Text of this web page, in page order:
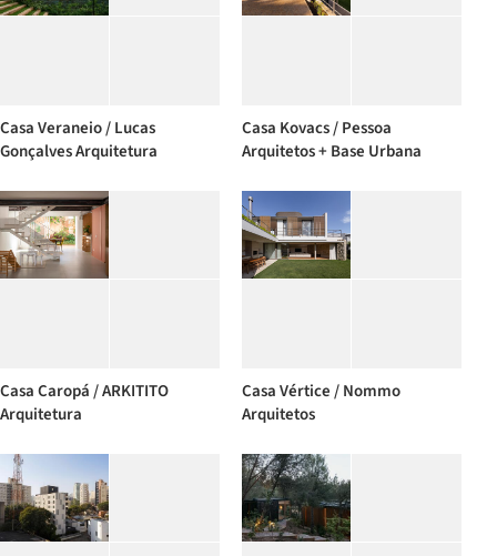
Casa Veraneio / Lucas
Gonçalves Arquitetura
Casa Kovacs / Pessoa
Arquitetos + Base Urbana
Casa Caropá / ARKITITO
Arquitetura
Casa Vértice / Nommo
Arquitetos